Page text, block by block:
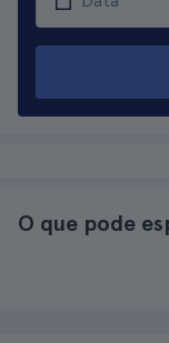
O que pode